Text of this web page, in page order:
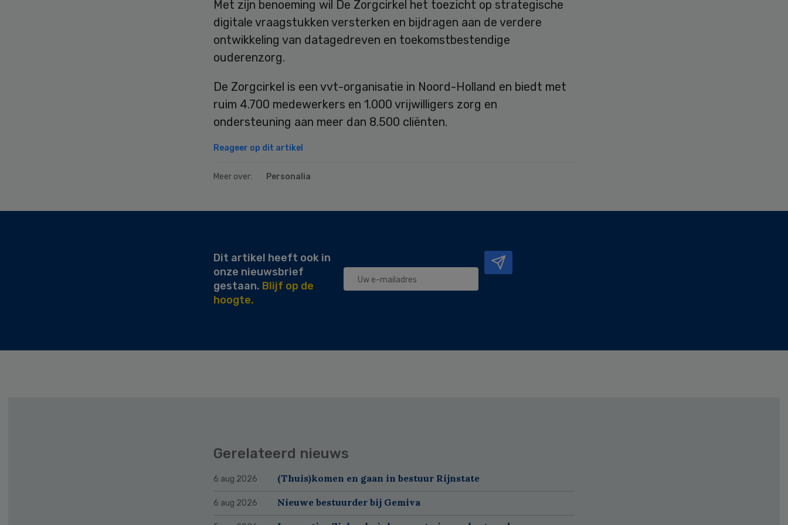
Met zijn benoeming wil De Zorgcirkel het toezicht op strategische
digitale vraagstukken versterken en bijdragen aan de verdere
ontwikkeling van datagedreven en toekomstbestendige
ouderenzorg.
De Zorgcirkel is een vvt-organisatie in Noord-Holland en biedt met
ruim 4.700 medewerkers en 1.000 vrijwilligers zorg en
ondersteuning aan meer dan 8.500 cliënten.
Reageer op dit artikel
Meer over: Personalia
Dit artikel heeft ook in
onze nieuwsbrief
gestaan. Blijf op de
hoogte.
Gerelateerd nieuws
6 aug 2026 (Thuis)komen en gaan in bestuur Rijnstate
6 aug 2026 Nieuwe bestuurder bij Gemiva